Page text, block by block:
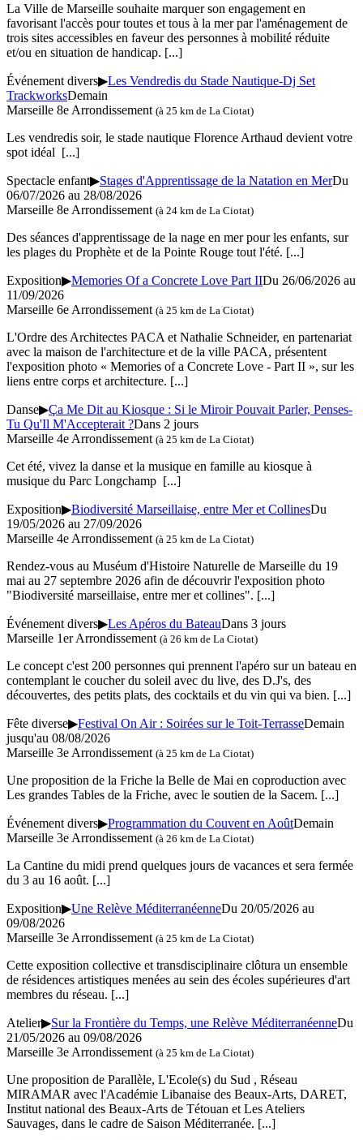
La Ville de Marseille souhaite marquer son engagement en
favorisant l'accès pour toutes et tous à la mer par l'aménagement de
trois sites accessibles en faveur des personnes à mobilité réduite
et/ou en situation de handicap. [...]
Événement divers▶Les Vendredis du Stade Nautique-Dj Set
TrackworksDemain
Marseille 8e Arrondissement (à 25 km de La Ciotat)
Les vendredis soir, le stade nautique Florence Arthaud devient votre
spot idéal [...]
Spectacle enfant▶Stages d'Apprentissage de la Natation en MerDu
06/07/2026 au 28/08/2026
Marseille 8e Arrondissement (à 24 km de La Ciotat)
Des séances d'apprentissage de la nage en mer pour les enfants, sur
les plages du Prophète et de la Pointe Rouge tout l'été. [...]
Exposition▶Memories Of a Concrete Love Part IIDu 26/06/2026 au
11/09/2026
Marseille 6e Arrondissement (à 25 km de La Ciotat)
L'Ordre des Architectes PACA et Nathalie Schneider, en partenariat
avec la maison de l'architecture et de la ville PACA, présentent
l'exposition photo « Memories of a Concrete Love - Part II », sur les
liens entre corps et architecture. [...]
Danse▶Ça Me Dit au Kiosque : Si le Miroir Pouvait Parler, Penses-
Tu Qu'Il M'Accepterait ?Dans 2 jours
Marseille 4e Arrondissement (à 25 km de La Ciotat)
Cet été, vivez la danse et la musique en famille au kiosque à
musique du Parc Longchamp [...]
Exposition▶Biodiversité Marseillaise, entre Mer et CollinesDu
19/05/2026 au 27/09/2026
Marseille 4e Arrondissement (à 25 km de La Ciotat)
Rendez-vous au Muséum d'Histoire Naturelle de Marseille du 19
mai au 27 septembre 2026 afin de découvrir l'exposition photo
"Biodiversité marseillaise, entre mer et collines". [...]
Événement divers▶Les Apéros du BateauDans 3 jours
Marseille 1er Arrondissement (à 26 km de La Ciotat)
Le concept c'est 200 personnes qui prennent l'apéro sur un bateau en
contemplant le coucher du soleil avec du live, des D.J's, des
découvertes, des petits plats, des cocktails et du vin qui va bien. [...]
Fête diverse▶Festival On Air : Soirées sur le Toit-TerrasseDemain
jusqu'au 08/08/2026
Marseille 3e Arrondissement (à 25 km de La Ciotat)
Une proposition de la Friche la Belle de Mai en coproduction avec
Les grandes Tables de la Friche, avec le soutien de la Sacem. [...]
Événement divers▶Programmation du Couvent en AoûtDemain
Marseille 3e Arrondissement (à 26 km de La Ciotat)
La Cantine du midi prend quelques jours de vacances et sera fermée
du 3 au 16 août. [...]
Exposition▶Une Relève MéditerranéenneDu 20/05/2026 au
09/08/2026
Marseille 3e Arrondissement (à 25 km de La Ciotat)
Cette exposition collective et transdisciplinaire clôtura un ensemble
de résidences artistiques menées au sein des écoles supérieures d'art
membres du réseau. [...]
Atelier▶Sur la Frontière du Temps, une Relève MéditerranéenneDu
21/05/2026 au 09/08/2026
Marseille 3e Arrondissement (à 25 km de La Ciotat)
Une proposition de Parallèle, L'Ecole(s) du Sud , Réseau
MIRAMAR avec l'Académie Libanaise des Beaux-Arts, DARET,
Institut national des Beaux-Arts de Tétouan et Les Ateliers
Sauvages, dans le cadre de Saison Méditerranée. [...]